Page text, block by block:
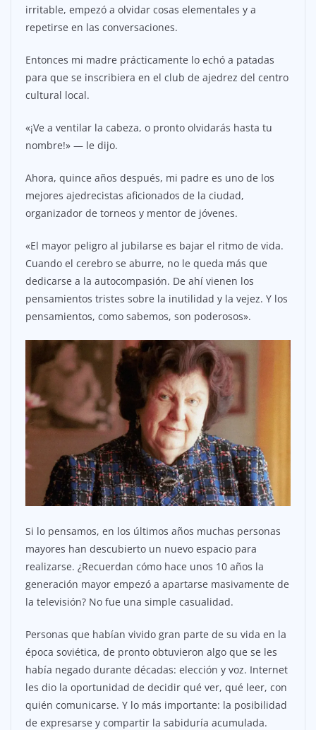
irritable, empezó a olvidar cosas elementales y a
repetirse en las conversaciones.
Entonces mi madre prácticamente lo echó a patadas
para que se inscribiera en el club de ajedrez del centro
cultural local.
«¡Ve a ventilar la cabeza, o pronto olvidarás hasta tu
nombre!» — le dijo.
Ahora, quince años después, mi padre es uno de los
mejores ajedrecistas aficionados de la ciudad,
organizador de torneos y mentor de jóvenes.
«El mayor peligro al jubilarse es bajar el ritmo de vida.
Cuando el cerebro se aburre, no le queda más que
dedicarse a la autocompasión. De ahí vienen los
pensamientos tristes sobre la inutilidad y la vejez. Y los
pensamientos, como sabemos, son poderosos».
Si lo pensamos, en los últimos años muchas personas
mayores han descubierto un nuevo espacio para
realizarse. ¿Recuerdan cómo hace unos 10 años la
generación mayor empezó a apartarse masivamente de
la televisión? No fue una simple casualidad.
Personas que habían vivido gran parte de su vida en la
época soviética, de pronto obtuvieron algo que se les
había negado durante décadas: elección y voz. Internet
les dio la oportunidad de decidir qué ver, qué leer, con
quién comunicarse. Y lo más importante: la posibilidad
de expresarse y compartir la sabiduría acumulada.